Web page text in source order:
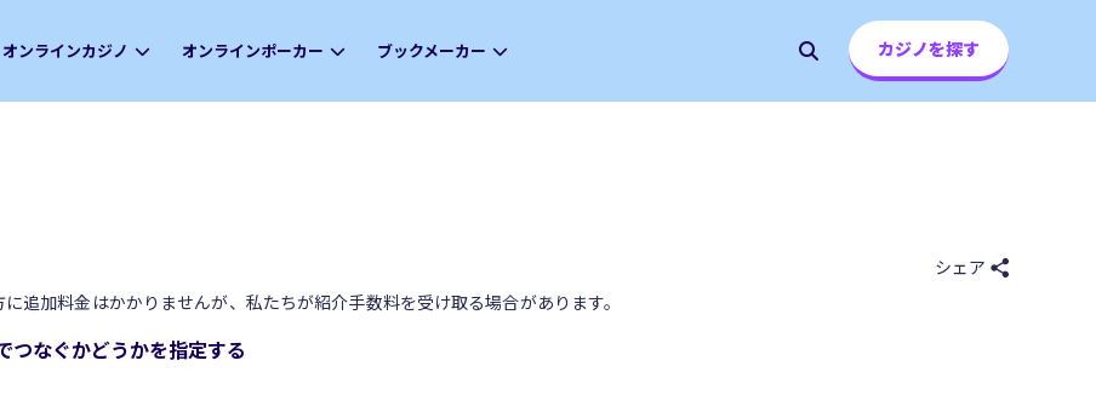
オンラインカジノ オンラインポーカー ブックメーカー カジノを探す
シェア
追加料金はかかりませんが、私たちが紹介手数料を受け取る場合があります。
なぐかどうかを指定する